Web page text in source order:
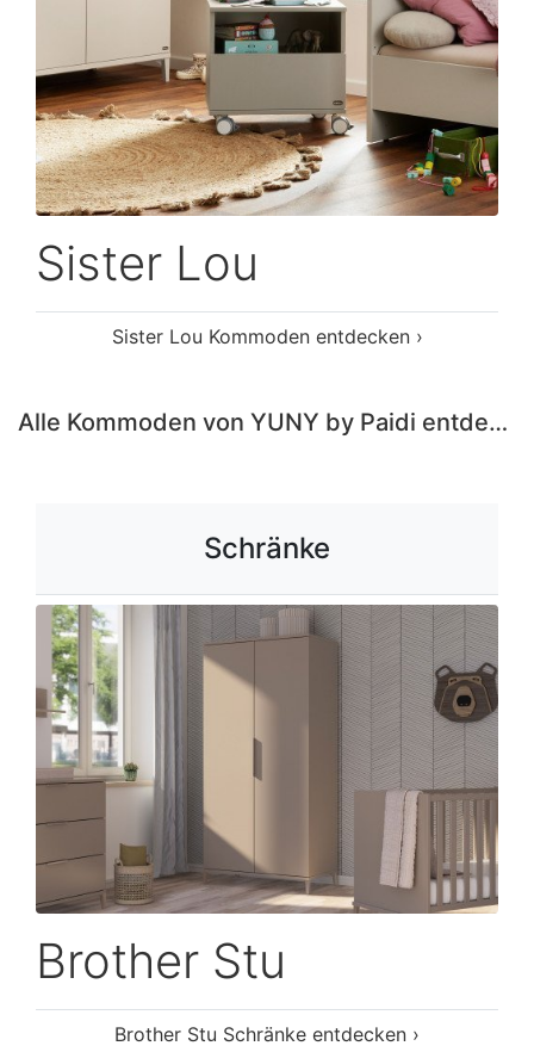
Sister Lou
Sister Lou Kommoden entdecken ›
Alle Kommoden von YUNY by Paidi entdecken ›
Schränke
Brother Stu
Brother Stu Schränke entdecken ›